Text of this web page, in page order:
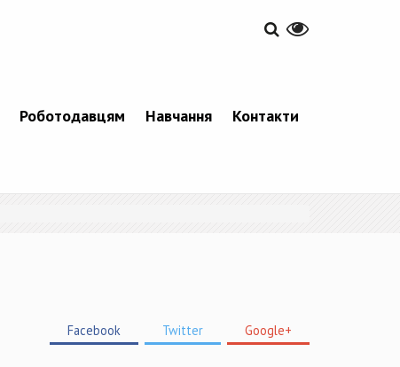
Роботодавцям Навчання Контакти
Facebook Twitter Google+